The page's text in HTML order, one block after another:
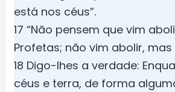
está nos céus”.
17 “Não pensem que vim
Profetas; não vim abolir,
18 Digo-lhes a verdade:
céus e terra, de forma